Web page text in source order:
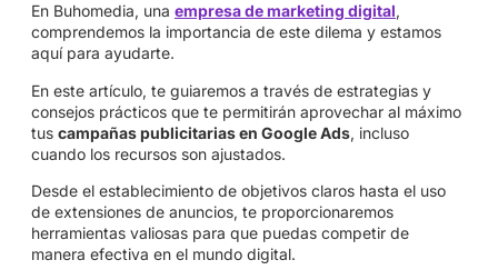
En Buhomedia, una empresa de marketing digital,
comprendemos la importancia de este dilema y estamos
aquí para ayudarte.
En este artículo, te guiaremos a través de estrategias y
consejos prácticos que te permitirán aprovechar al máximo
tus campañas publicitarias en Google Ads, incluso
cuando los recursos son ajustados.
Desde el establecimiento de objetivos claros hasta el uso
de extensiones de anuncios, te proporcionaremos
herramientas valiosas para que puedas competir de
manera efectiva en el mundo digital.